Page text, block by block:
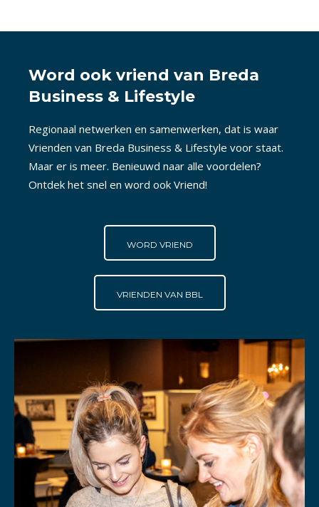
Word ook vriend van Breda
Business & Lifestyle
Regionaal netwerken en samenwerken, dat is waar
Vrienden van Breda Business & Lifestyle voor staat.
Maar er is meer. Benieuwd naar alle voordelen?
Ontdek het snel en word ook Vriend!
WORD VRIEND
VRIENDEN VAN BBL